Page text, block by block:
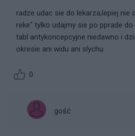
radze udac sie do lekarza,lepiej nie
reke" tylko udajmy sie po pprade
tabl antykoncepcyjne niedawno i
okresie ani widu ani slychu.
0
gość